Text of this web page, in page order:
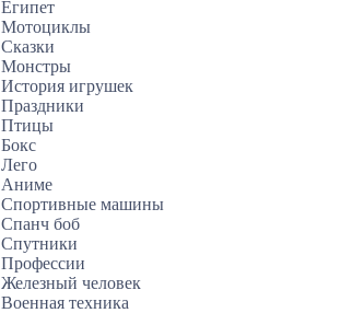
Египет
Мотоциклы
Сказки
Монстры
История игрушек
Праздники
Птицы
Бокс
Лего
Аниме
Спортивные машины
Спанч боб
Спутники
Профессии
Железный человек
Военная техника